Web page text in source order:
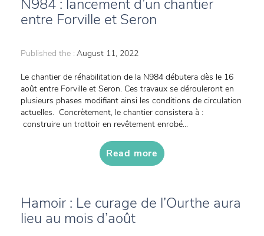
N984 : lancement d’un chantier
entre Forville et Seron
Published the : August 11, 2022
Le chantier de réhabilitation de la N984 débutera dès le 16
août entre Forville et Seron. Ces travaux se dérouleront en
plusieurs phases modifiant ainsi les conditions de circulation
actuelles. Concrètement, le chantier consistera à :
construire un trottoir en revêtement enrobé...
Read more
Hamoir : Le curage de l’Ourthe aura
lieu au mois d’août